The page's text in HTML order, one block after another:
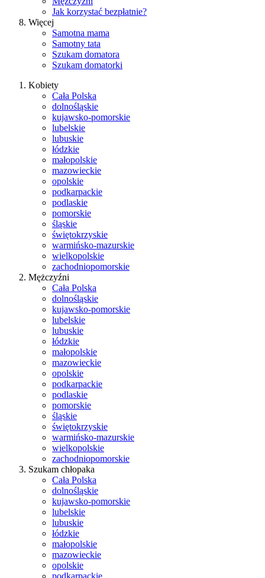
Jak korzystać bezpłatnie?
Więcej
Samotna mama
Samotny tata
Szukam domatora
Szukam domatorki
Kobiety
Cała Polska
dolnośląskie
kujawsko-pomorskie
lubelskie
lubuskie
łódzkie
małopolskie
mazowieckie
opolskie
podkarpackie
podlaskie
pomorskie
śląskie
świętokrzyskie
warmińsko-mazurskie
wielkopolskie
zachodniopomorskie
Mężczyźni
Cała Polska
dolnośląskie
kujawsko-pomorskie
lubelskie
lubuskie
łódzkie
małopolskie
mazowieckie
opolskie
podkarpackie
podlaskie
pomorskie
śląskie
świętokrzyskie
warmińsko-mazurskie
wielkopolskie
zachodniopomorskie
Szukam chłopaka
Cała Polska
dolnośląskie
kujawsko-pomorskie
lubelskie
lubuskie
łódzkie
małopolskie
mazowieckie
opolskie
podkarpackie